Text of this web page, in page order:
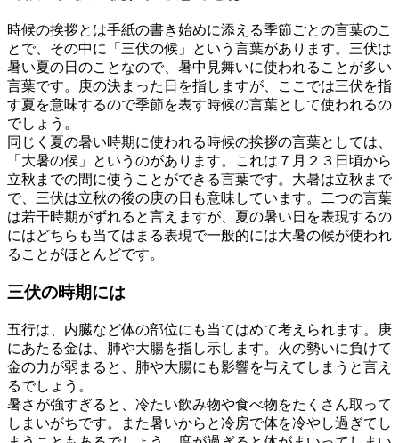
時候の挨拶とは手紙の書き始めに添える季節ごとの言葉のこ
とで、その中に「三伏の候」という言葉があります。三伏は
暑い夏の日のことなので、暑中見舞いに使われることが多い
言葉です。庚の決まった日を指しますが、ここでは三伏を指
す夏を意味するので季節を表す時候の言葉として使われるの
でしょう。
同じく夏の暑い時期に使われる時候の挨拶の言葉としては、
「大暑の候」というのがあります。これは７月２３日頃から
立秋までの間に使うことができる言葉です。大暑は立秋まで
で、三伏は立秋の後の庚の日も意味しています。二つの言葉
は若干時期がずれると言えますが、夏の暑い日を表現するの
にはどちらも当てはまる表現で一般的には大暑の候が使われ
ることがほとんどです。
三伏の時期には
五行は、内臓など体の部位にも当てはめて考えられます。庚
にあたる金は、肺や大腸を指し示します。火の勢いに負けて
金の力が弱まると、肺や大腸にも影響を与えてしまうと言え
るでしょう。
暑さが強すぎると、冷たい飲み物や食べ物をたくさん取って
しまいがちです。また暑いからと冷房で体を冷やし過ぎてし